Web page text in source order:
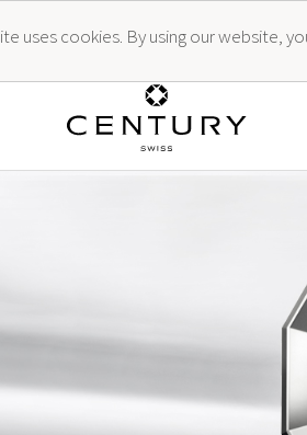
cookies. By using our website,